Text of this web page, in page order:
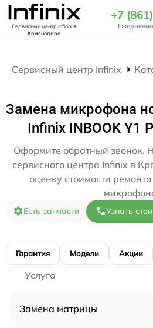
Сервисный центр Infinixв
Краснодаре
+7
Сервисный центр Infinix
Замена микрофона
Infinix INBOOK Y1
Оформите обратный звонок.
сервисного центра Infinix в
оценку стоимости
Есть запчасти Узнать
Гарантия Модели Акции
Услуга
Замена матрицы